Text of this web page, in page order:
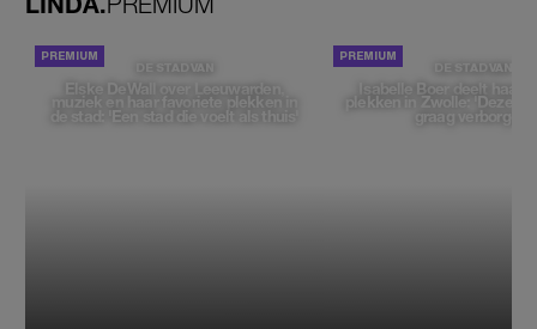
DE STAD VAN
Elske DeWall over Leeuwarden,
muziek en haar favoriete plekken in
de stad: 'Een stad die voelt als thuis'
DE STAD VAN
Isabelle Boer deelt haar
plekken in Zwolle: 'Deze
graag verborgen'